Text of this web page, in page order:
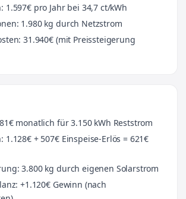
1.597€ pro Jahr bei 34,7 ct/kWh
1.980 kg durch Netzstrom
31.940€ (mit Preissteigerung
monatlich für 3.150 kWh Reststrom
1.128€ + 507€ Einspeise-Erlös = 621€
3.800 kg durch eigenen Solarstrom
+1.120€ Gewinn (nach